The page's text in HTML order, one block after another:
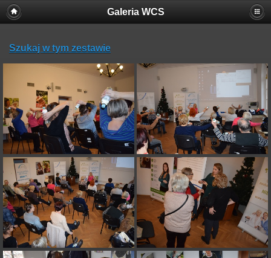
Galeria WCS
Szukaj w tym zestawie